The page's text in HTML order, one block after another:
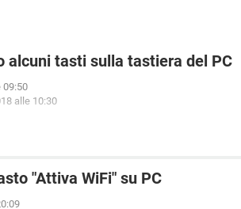
alcuni tasti sulla tastiera del PC
09:50
alle 10:30
"Attiva WiFi" su PC